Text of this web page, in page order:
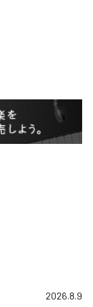
2026.8.9